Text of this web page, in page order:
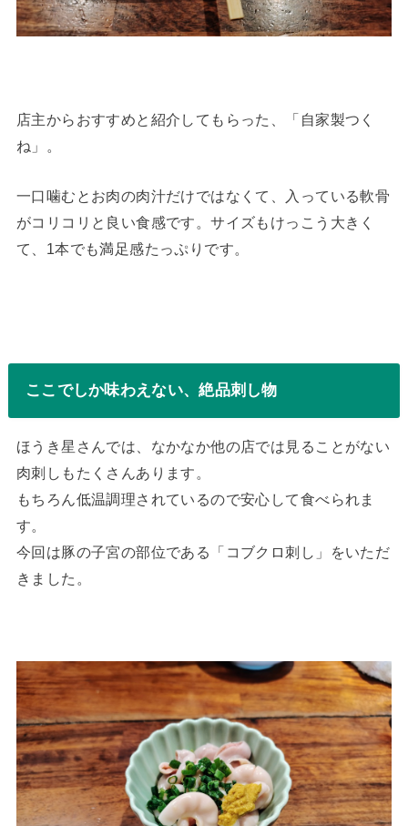
店主からおすすめと紹介してもらった、「自家製つく
ね」。
一口噛むとお肉の肉汁だけではなくて、入っている軟骨
がコリコリと良い食感です。サイズもけっこう大きく
て、1本でも満足感たっぷりです。
ここでしか味わえない、絶品刺し物
ほうき星さんでは、なかなか他の店では見ることがない
肉刺しもたくさんあります。
もちろん低温調理されているので安心して食べられま
す。
今回は豚の子宮の部位である「コブクロ刺し」をいただ
きました。